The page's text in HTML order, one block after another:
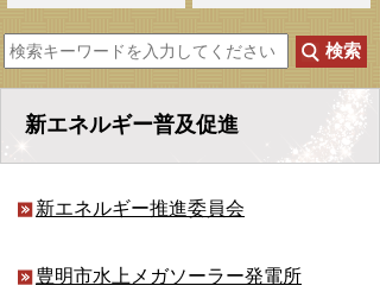
新エネルギー普及促進
新エネルギー推進委員会
豊明市水上メガソーラー発電所